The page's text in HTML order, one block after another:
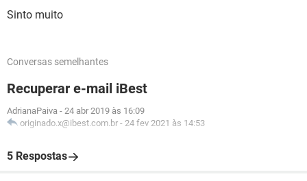
Sinto muito
Conversas semelhantes
Recuperar e-mail iBest
AdrianaPaiva - 24 abr 2019 às 16:09
originado.x@ibest.com.br - 24 fev 2021 às 14:53
5 Respostas